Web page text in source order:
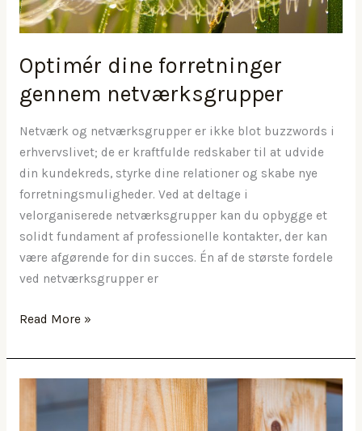
Optimér dine forretninger
gennem netværksgrupper
Netværk og netværksgrupper er ikke blot buzzwords i
erhvervslivet; de er kraftfulde redskaber til at udvide
din kundekreds, styrke dine relationer og skabe nye
forretningsmuligheder. Ved at deltage i
velorganiserede netværksgrupper kan du opbygge et
solidt fundament af professionelle kontakter, der kan
være afgørende for din succes. Én af de største fordele
ved netværksgrupper er
Optimér
forretninger
gennem
netværksgrupper
Read More »